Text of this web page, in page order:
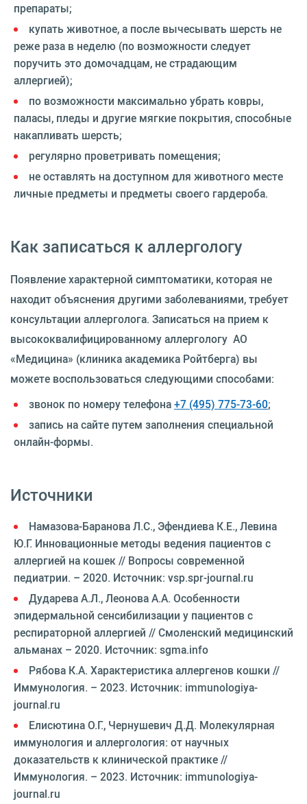
препараты;
купать животное, а после вычесывать шерсть не
реже раза в неделю (по возможности следует
поручить это домочадцам, не страдающим
аллергией);
по возможности максимально убрать ковры,
паласы, пледы и другие мягкие покрытия, способные
накапливать шерсть;
регулярно проветривать помещения;
не оставлять на доступном для животного месте
личные предметы и предметы своего гардероба.
Как записаться к аллергологу
Появление характерной симптоматики, которая не
находит объяснения другими заболеваниями, требует
консультации аллерголога. Записаться на прием к
высококвалифицированному аллергологу АО
«Медицина» (клиника академика Ройтберга) вы
можете воспользоваться следующими способами:
звонок по номеру телефона+7 (495) 775-73-60;
запись на сайте путем заполнения специальной
онлайн-формы.
Источники
Намазова-Баранова Л.С., Эфендиева К.Е., Левина
Ю.Г. Инновационные методы ведения пациентов с
аллергией на кошек // Вопросы современной
педиатрии. – 2020. Источник: vsp.spr-journal.ru
Дударева А.Л., Леонова А.А. Особенности
эпидермальной сенсибилизации у пациентов с
респираторной аллергией // Смоленский медицинский
альманах – 2020. Источник: sgma.info
Рябова К.А. Характеристика аллергенов кошки //
Иммунология. – 2023. Источник: immunologiya-
journal.ru
Елисютина О.Г., Чернушевич Д.Д. Молекулярная
иммунология и аллергология: от научных
доказательств к клинической практике //
Иммунология. – 2023. Источник: immunologiya-
journal.ru